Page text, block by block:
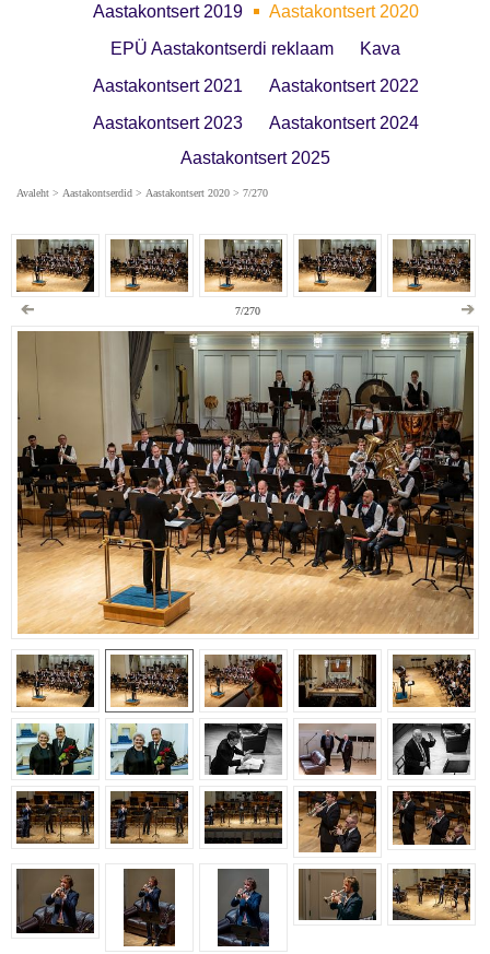
Aastakontsert 2020
Aastakontsert 2019
Aastakontsert 2020
EPÜ Aastakontserdi reklaam
Kava
Aastakontsert 2021
Aastakontsert 2022
Aastakontsert 2023
Aastakontsert 2024
Aastakontsert 2025
Avaleht > Aastakontserdid > Aastakontsert 2020 > 7/270
7/270